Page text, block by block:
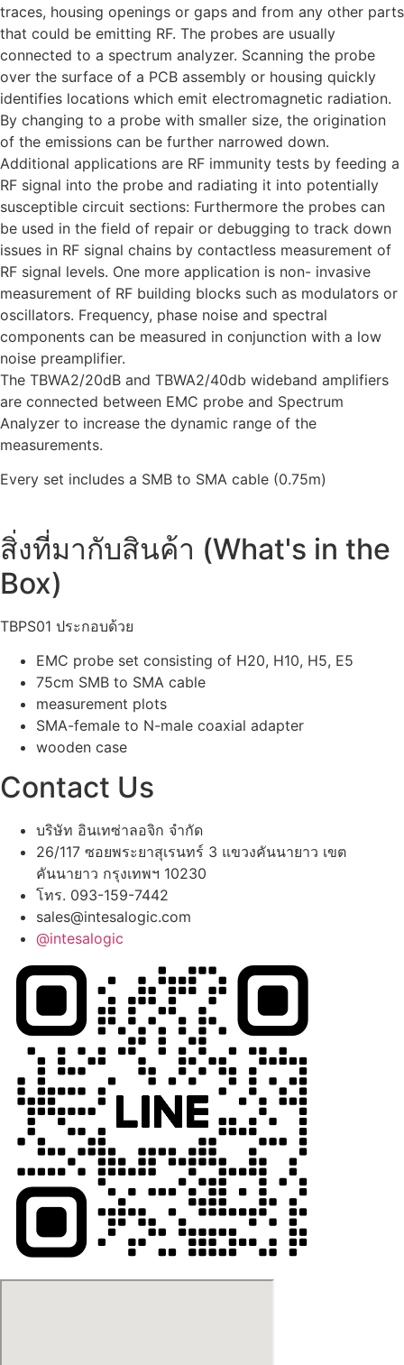
traces, housing openings or gaps and from any other parts
that could be emitting RF. The probes are usually
connected to a spectrum analyzer. Scanning the probe
over the surface of a PCB assembly or housing quickly
identifies locations which emit electromagnetic radiation.
By changing to a probe with smaller size, the origination
of the emissions can be further narrowed down.
Additional applications are RF immunity tests by feeding a
RF signal into the probe and radiating it into potentially
susceptible circuit sections: Furthermore the probes can
be used in the field of repair or debugging to track down
issues in RF signal chains by contactless measurement of
RF signal levels. One more application is non- invasive
measurement of RF building blocks such as modulators or
oscillators. Frequency, phase noise and spectral
components can be measured in conjunction with a low
noise preamplifier.
The TBWA2/20dB and TBWA2/40db wideband amplifiers
are connected between EMC probe and Spectrum
Analyzer to increase the dynamic range of the
measurements.
Every set includes a SMB to SMA cable (0.75m)
สิ่งที่มากับสินค้า (What's in the
Box)
TBPS01 ประกอบด้วย
EMC probe set consisting of H20, H10, H5, E5
75cm SMB to SMA cable
measurement plots
SMA-female to N-male coaxial adapter
wooden case
Contact Us
บริษัท อินเทซ่าลอจิก จำกัด
26/117 ซอยพระยาสุเรนทร์ 3 แขวงคันนายาว เขต
คันนายาว กรุงเทพฯ 10230
โทร. 093-159-7442
sales@intesalogic.com
@intesalogic